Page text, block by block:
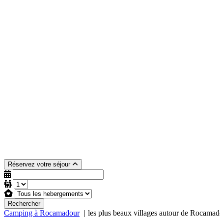
Réservez votre séjour
Rechercher
Camping à Rocamadour les plus beaux villages autour de